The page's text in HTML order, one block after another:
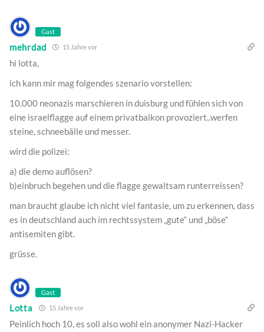
Gast
mehrdad 15 Jahre vor
hi lotta,
ich kann mir mag folgendes szenario vorstellen:
10.000 neonazis marschieren in duisburg und fühlen sich von
eine israelflagge auf einem privatbalkon provoziert..werfen
steine, schneebälle und messer.
wird die polizei:
a) die demo auflösen?
b)einbruch begehen und die flagge gewaltsam runterreissen?
man braucht glaube ich nicht viel fantasie, um zu erkennen, dass
es in deutschland auch im rechtssystem „gute“ und „böse“
antisemiten gibt.
grüsse.
Gast
Lotta 15 Jahre vor
Peinlich hoch 10, es soll also wohl ein anonymer Nazi-Hacker